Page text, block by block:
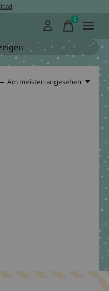
0items
Am meisten angesehen